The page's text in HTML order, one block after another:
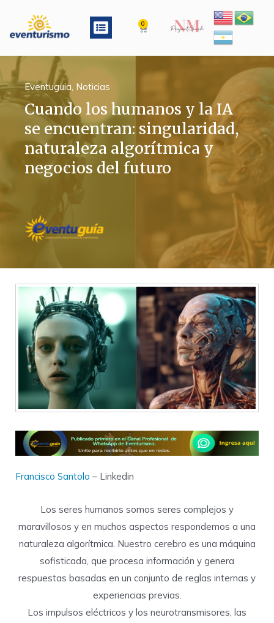
contenido
Menu 0 Cart
Eventuguia, Noticias
Cuando los humanos y la IA
se encuentran: singularidad,
naturaleza algorítmica y
negocios del futuro
Francisco Santolo – Linkedin
Los seres humanos somos seres complejos y
maravillosos y en muchos aspectos respondemos a una
naturaleza algorítmica. Nuestro cerebro es una máquina
sofisticada, que procesa información y genera
respuestas basadas en un conjunto de reglas internas y
experiencias previas.
Los impulsos eléctricos y los neurotransmisores, las